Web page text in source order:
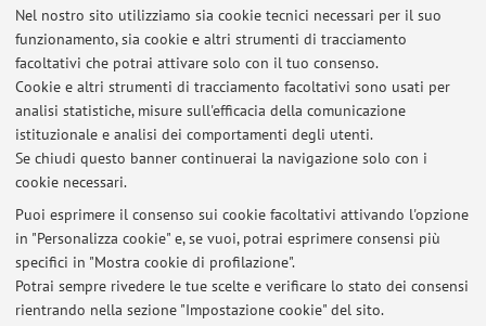
Nel nostro sito utilizziamo sia cookie tecnici necessari per il suo
funzionamento, sia cookie e altri strumenti di tracciamento
facoltativi che potrai attivare solo con il tuo consenso.
Cookie e altri strumenti di tracciamento facoltativi sono usati per
analisi statistiche, misure sull'efficacia della comunicazione
istituzionale e analisi dei comportamenti degli utenti.
Se chiudi questo banner continuerai la navigazione solo con i
cookie necessari.
Puoi esprimere il consenso sui cookie facoltativi attivando l'opzione
in "Personalizza cookie" e, se vuoi, potrai esprimere consensi più
specifici in "Mostra cookie di profilazione".
Potrai sempre rivedere le tue scelte e verificare lo stato dei consensi
rientrando nella sezione "Impostazione cookie" del sito.
E-mail: alessia.camutiborani@unibo.it
Dipartimento di Fisica e Astronomia "Augusto Righi"
Viale Berti Pichat 6/2, Bologna -
Vai alla mappa
Ultimi avvisi
Al momento non sono presenti avvisi.